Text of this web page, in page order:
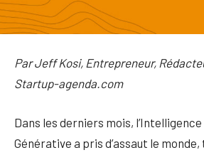
Par Jeff Kosi, Entrepreneur,
Startup-agenda.com
Dans les derniers mois,
Générative a pris d’assaut le